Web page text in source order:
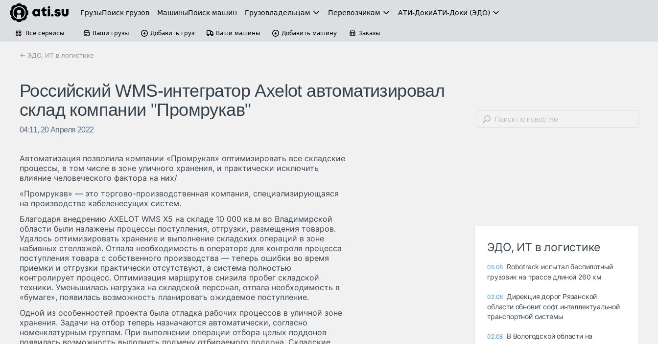
ГрузыПоиск грузов МашиныПоиск машин Грузовладельцам Перевозчикам АТИ-ДокиАТИ-Доки (ЭДО)
Все сервисы Ваши грузы Добавить груз Ваши машины Добавить машину Заказы
← ЭДО, ИТ в логистике
Российский WMS-интегратор Axelot автоматизировал
склад компании "Промрукав"
04:11, 20 Апреля 2022
Автоматизация позволила компании «Промрукав» оптимизировать все складские
процессы, в том числе в зоне уличного хранения, и практически исключить
влияние человеческого фактора на них/
«Промрукав» — это торгово-производственная компания, специализирующаяся
на производстве кабеленесущих систем.
Благодаря внедрению AXELOT WMS X5 на складе 10 000 кв.м во Владимирской
области были налажены процессы поступления, отгрузки, размещения товаров.
Удалось оптимизировать хранение и выполнение складских операций в зоне
набивных стеллажей. Отпала необходимость в операторе для контроля процесса
поступления товара с собственного производства — теперь ошибки во время
приемки и отгрузки практически отсутствуют, а система полностью
контролирует процесс. Оптимизация маршрутов снизила пробег складской
техники. Уменьшилась нагрузка на складской персонал, отпала необходимость в
«бумаге», появилась возможность планировать ожидаемое поступление.
Одной из особенностей проекта была отладка рабочих процессов в уличной зоне
хранения. Задачи на отбор теперь назначаются автоматически, согласно
номенклатурным группам. При выполнении операции отбора целых поддонов
ЭДО, ИТ в логистике
05.08 Robotrack испытал беспилотный
грузовик на трассе длиной 260 км
02.08 Дирекция дорог Рязанской
области обновит софт интеллектуальной
транспортной системы
02.08 В Вологодской области на